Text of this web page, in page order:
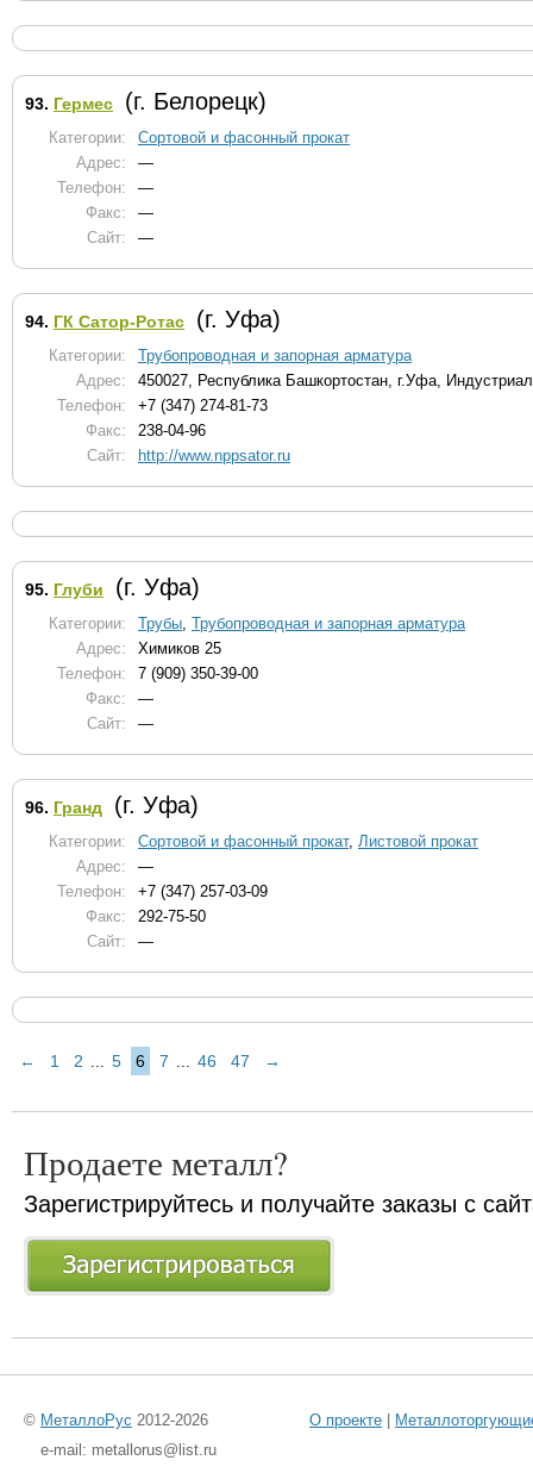
93. Гермес (г. Белорецк)
Категории:
Сортовой и фасонный прокат
Адрес:
—
Телефон:
—
Факс:
—
Сайт:
—
94. ГК Сатор-Ротас (г. Уфа)
Категории:
Трубопроводная и запорная арматура
Адрес:
450027, Республика Башкортостан, г.Уфа,
Телефон:
+7 (347) 274-81-73
Факс:
238-04-96
Сайт:
http://www.nppsator.ru
95. Глуби (г. Уфа)
Категории: Трубы, Трубопроводная и запорная арматура
Адрес:
Химиков 25
Телефон:
7 (909) 350-39-00
Факс:
—
Сайт:
—
96. Гранд (г. Уфа)
Категории: Сортовой и фасонный прокат, Листовой прокат
Адрес:
—
Телефон:
+7 (347) 257-03-09
Факс:
292-75-50
Сайт:
—
← 1 2 ... 5 6 7 ... 46 47 →
Продаете металл?
Зарегистрируйтесь и получайте заказы с
© МеталлоРус 2012-2026 О проекте |
e-mail: metallorus@list.ru